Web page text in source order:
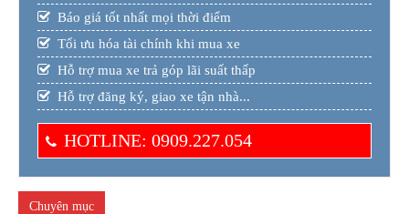
Báo giá tốt nhất mọi thời điểm
Tối ưu hóa tài chính khi mua xe
Hỗ trợ mua xe trả góp lãi suất thấp
Hỗ trợ đăng ký, giao xe tận nhà...
HOTLINE: 0909.227.054
Chuyên mục